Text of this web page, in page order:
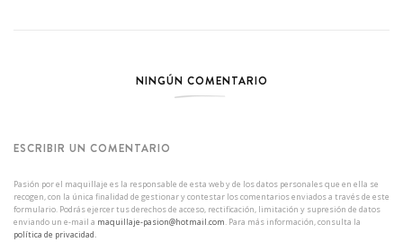
NINGÚN COMENTARIO
ESCRIBIR UN COMENTARIO
Pasión por el maquillaje es la responsable de esta web y de los datos personales que en ella se
recogen, con la única finalidad de gestionar y contestar los comentarios enviados a través de este
formulario. Podrás ejercer tus derechos de acceso, rectificación, limitación y supresión de datos
enviando un e-mail a maquillaje-pasion@hotmail.com. Para más información, consulta la
política de privacidad.